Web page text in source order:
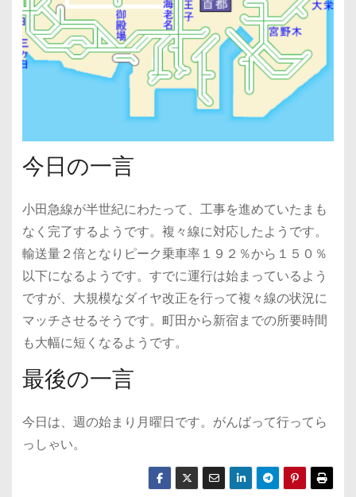
今日の一言
小田急線が半世紀にわたって、工事を進めていたまも
なく完了するようです。複々線に対応したようです。
輸送量２倍となりピーク乗車率１９２％から１５０％
以下になるようです。すでに運行は始まっているよう
ですが、大規模なダイヤ改正を行って複々線の状況に
マッチさせるそうです。町田から新宿までの所要時間
も大幅に短くなるようです。
最後の一言
今日は、週の始まり月曜日です。がんばって行ってら
っしゃい。